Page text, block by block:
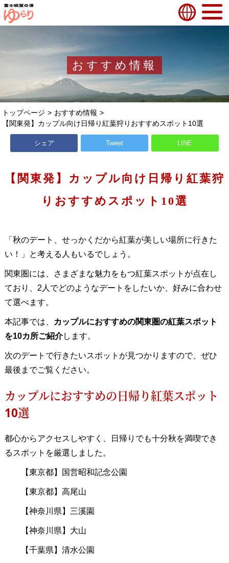
おすすめ情報
トップページ
おすすめ情報
【関東発】カップル向け日帰り紅葉狩りおすすめスポット10選
シェア Tweet LINE
【関東発】カップル向け日帰り紅葉狩
りおすすめスポット10選
「秋のデート、せっかくだから紅葉が美しい場所に行きた
い！」と考える人もいるでしょう。
関東圏には、さまざまな魅力をもつ紅葉スポットが点在し
ており、2人でどのようなデートをしたいか、好みに合わせ
て選べます。
本記事では、
カップルにおすすめの関東圏の紅葉スポット
を10カ所ご紹介します。
次のデートで行きたいスポットが見つかりますので、ぜひ
最後までご覧ください。
カップルにおすすめの日帰り紅葉スポット
10選
都心からアクセスしやすく、日帰りでも十分秋を満喫でき
るスポットを厳選しました。
【東京都】国営昭和記念公園
【東京都】高尾山
【神奈川県】三溪園
【神奈川県】大山
【千葉県】清水公園